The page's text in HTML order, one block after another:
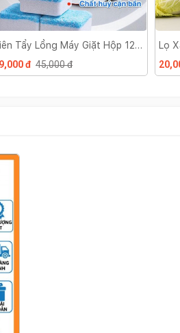
Tẩy Lồng Máy Giặt Hộp 12
đ 45,000 đ
Lọ